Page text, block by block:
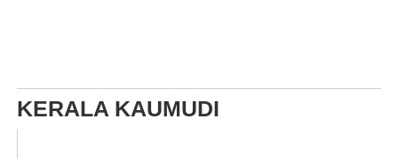
KERALA KAUMUDI